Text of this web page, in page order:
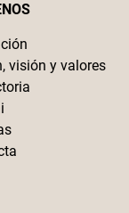
visión y valores